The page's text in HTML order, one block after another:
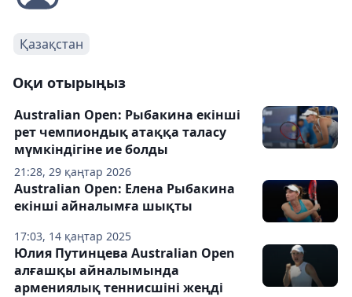
Қазақстан
Оқи отырыңыз
21:28, 29 қаңтар 2026
Australian Open: Рыбакина екінші
рет чемпиондық атаққа таласу
мүмкіндігіне ие болды
17:03, 14 қаңтар 2025
Australian Open: Елена Рыбакина
екінші айналымға шықты
Юлия Путинцева Australian Open
алғашқы айналымында
армениялық теннисшіні жеңді